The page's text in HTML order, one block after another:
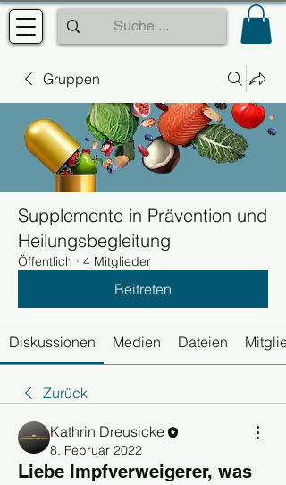
Gruppen
Supplemente in Prävention und
Heilungsbegleitung
Öffentlich · 4 Mitglieder
Beitreten
Diskussionen Medien Dateien
Zurück
Kathrin Dreusicke
8. Februar 2022
Liebe Impfverweigerer, was